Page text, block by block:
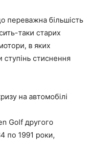
переважна більшість
таки старих
в яких
ступінь стиснення
на автомобілі
Golf другого
по 1991 роки,